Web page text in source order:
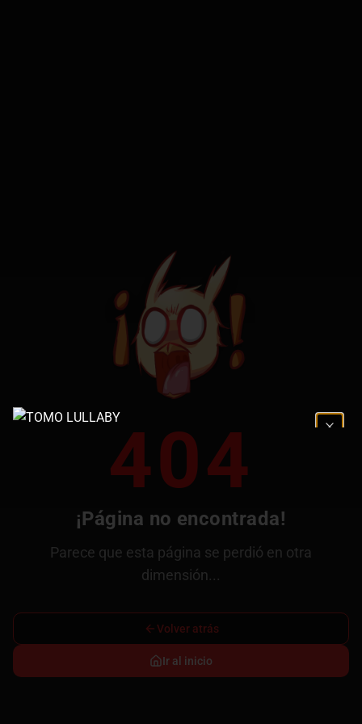
404
¡Página no encontrada!
Parece que esta página se perdió en otra
dimensión...
Volver atrás
Ir al inicio